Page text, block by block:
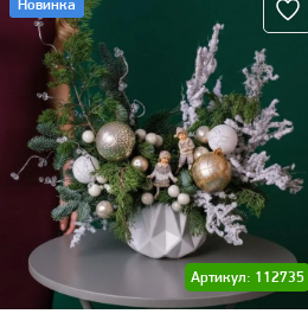
Новинка
Артикул: 112735